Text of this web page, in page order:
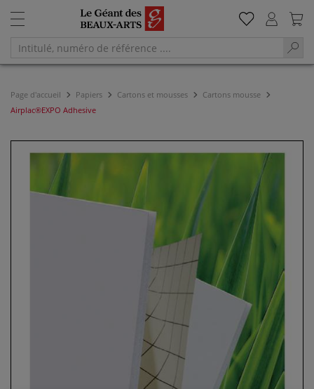
Page d'accueil Papiers Cartons et mousses
Cartons mousse
Airplac®EXPO Adhesive